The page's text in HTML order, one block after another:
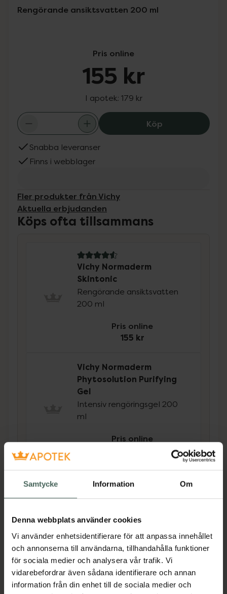
Samtycke Information Om
Denna webbplats använder cookies
Vi använder enhetsidentifierare för att anpassa innehållet
och annonserna till användarna, tillhandahålla funktioner
för sociala medier och analysera vår trafik. Vi
vidarebefordrar även sådana identifierare och annan
information från din enhet till de sociala medier och
Rengörande ansiktsvatten 200 ml
Pris online
155 kr
I apotek: 179 kr
KöpVichy
Snabba leveranser
Finns i webblager
Fler produkter från Vichy
Aktuella erbjudanden
Köps ofta tillsammans
4.6 av 5 i omdöme
Vichy Normaderm
Skintonic
Rengörande ansiktsvatten
200 ml
Pris online
155 kr
Vichy Normaderm
Phytosolution Purifying
Gel
Intensiv rengöringsgel 200
ml
Pris online
Köp båda för:374 kr
Köp båda
Beskrivning Dölj
En mikroexfolierande formula med salicyl-
och glykolsyror för att omedelbart rengörä
huden utan att skrubba. Huden ser förnyad ut.